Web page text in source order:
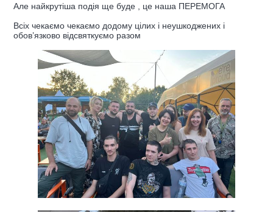
Але найкрутіша подія ще буде , це наша ПЕРЕМОГА
Всіх чекаємо чекаємо додому цілих і неушкоджених і
обов’язково відсвяткуємо разом